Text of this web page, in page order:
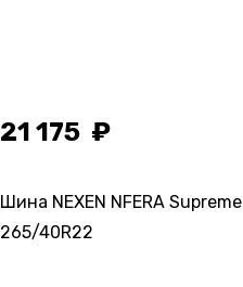
21 175
Шина NEXEN NFERA Supreme
265/40R22